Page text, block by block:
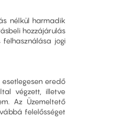
nélkül harmadik
hozzájárulás
jogi
eredő
végzett, illetve
Az Üzemeltető
felelősséget